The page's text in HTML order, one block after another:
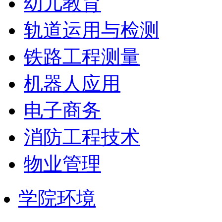
轨道运用与检测
铁路工程测量
机器人应用
电子商务
消防工程技术
物业管理
学院环境